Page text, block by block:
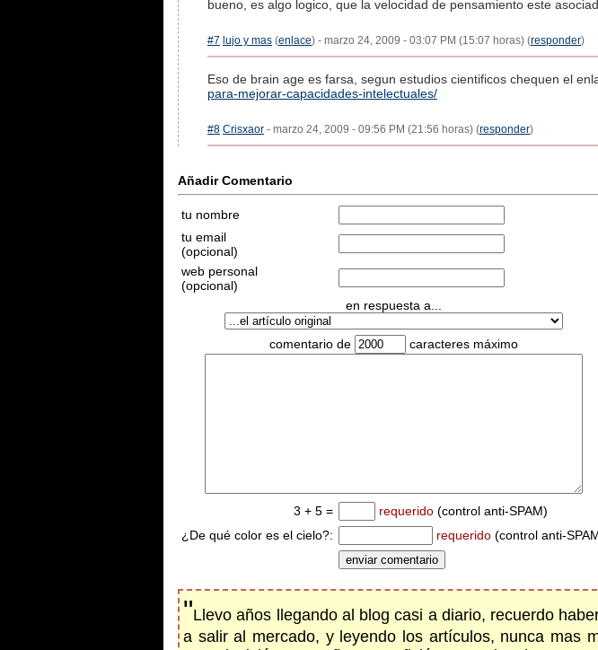
bueno, es algo logico, que la velocidad de pensamiento este
#7 lujo y mas (enlace) - marzo 24, 2009 - 03:07 PM (15:07 horas) (responder)
Eso de brain age es farsa, segun estudios cientificos chequen el
para-mejorar-capacidades-intelectuales/
#8 Crisxaor - marzo 24, 2009 - 09:56 PM (21:56 horas) (responder)
Añadir Comentario
tu nombre
tu email
(opcional)
web personal
(opcional)
en respuesta a...
comentario de caracteres máximo
3 + 5 = requerido (control anti-SPAM)
¿De qué color es el cielo?:
requerido (control anti-
"Llevo años llegando al blog casi a diario, recuerdo
a salir al mercado, y leyendo los artículos, nunca mas